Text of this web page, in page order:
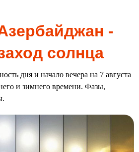
-
солнца
дня и начало вечера на 7 августа
и зимнего времени. Фазы,